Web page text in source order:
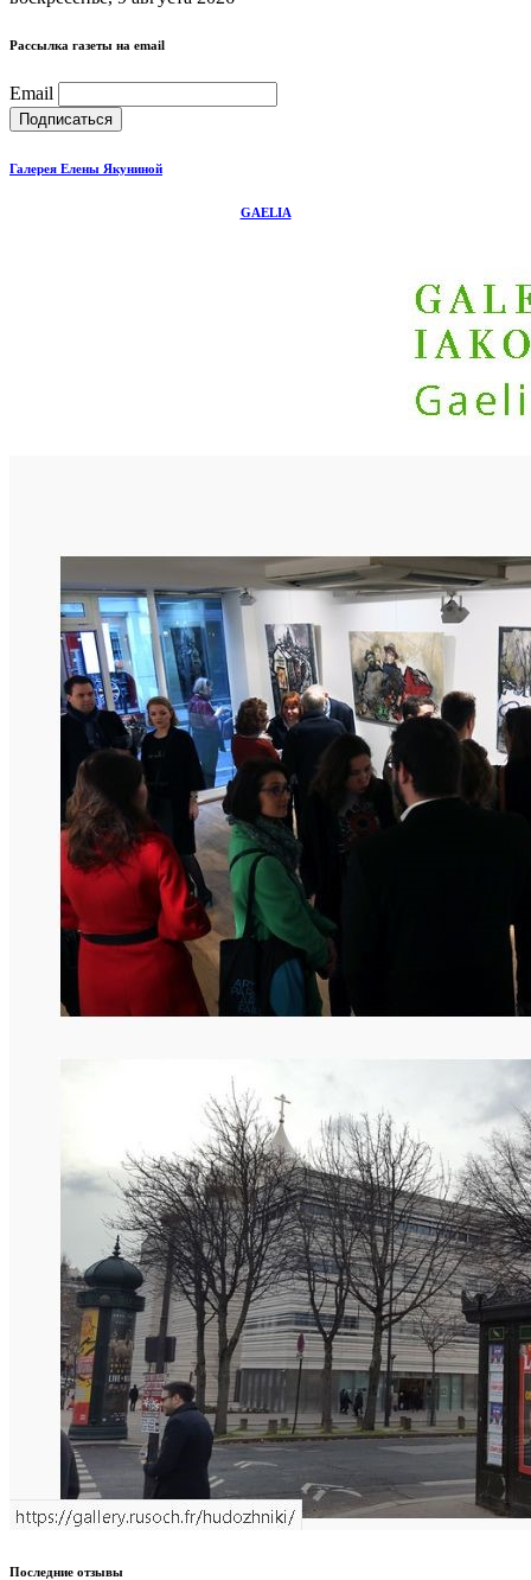
Рассылка газеты на email
Email
Галерея Елены Якуниной
GAELIA
Последние отзывы